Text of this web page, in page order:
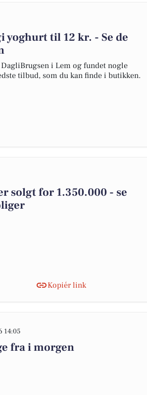
yoghurt til 12 kr. - Se de
i Lem og fundet nogle
tilbud, som du kan finde i butikken.
solgt for 1.350.000 - se
Kopiér link
14:05
fra i morgen